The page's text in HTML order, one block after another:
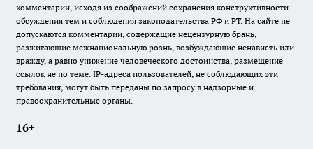
комментарии, исходя из соображений сохранения конструктивности
обсуждения тем и соблюдения законодательства РФ и РТ. На сайте не
допускаются комментарии, содержащие нецензурную брань,
разжигающие межнациональную рознь, возбуждающие ненависть или
вражду, а равно унижение человеческого достоинства, размещение
ссылок не по теме. IP-адреса пользователей, не соблюдающих эти
требования, могут быть переданы по запросу в надзорные и
правоохранительные органы.
16+